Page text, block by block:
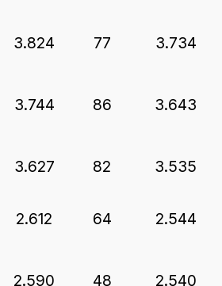
3.824 77 3.734
3.744 86 3.643
3.627 82 3.535
2.612 64 2.544
2.590 48 2.540